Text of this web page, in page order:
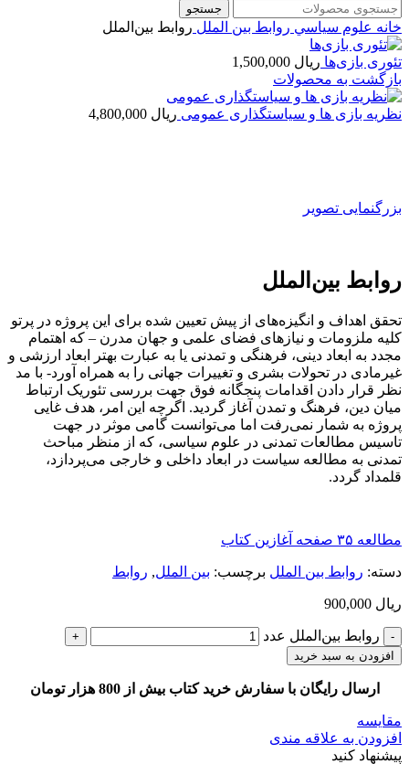
جستجو
خانه علوم سياسي روابط بین الملل روابط بین‌الملل
تئوری بازی‌ها ریال
بازگشت به محصولات
نظریه بازی ها و سیاستگذاری عمومی ریال
بزرگنمایی تصویر
روابط بین‌الملل
تحقق اهداف و انگیزه‌های از پیش تعیین شده برای این پروژه در پرتو
کلیه ملزومات و نیازهای فضای علمی و جهان مدرن – که اهتمام
مجدد به ابعاد دینی، فرهنگی و تمدنی یا به عبارت بهتر ابعاد ارزشی و
غیرمادی در تحولات بشری و تغییرات جهانی را به همراه آورد- با مد
نظر قرار دادن اقدامات پنجگانه فوق جهت بررسی تئوریک ارتباط
میان دین، فرهنگ و تمدن آغاز گردید. اگرچه این امر، هدف غایی
پروژه به شمار نمی‌رفت اما می‌توانست گامی موثر در جهت
تاسیس مطالعات تمدنی در علوم سیاسی، که از منظر مباحث
تمدنی به مطالعه سیاست در ابعاد داخلی و خارجی می‌پردازد،
قلمداد گردد.
مطالعه ۳۵ صفحه آغازین کتاب
دسته: روابط بین الملل برچسب: بین الملل, روابط
ریال
روابط بین‌الملل عدد
افزودن به سبد خرید
ارسال رایگان با سفارش خرید کتاب بیش از 800 هزار تومان
مقایسه
افزودن به علاقه مندی
پیشنهاد کنید